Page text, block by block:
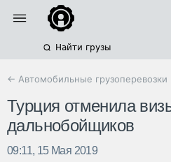
Найти грузы
← Автомобильные грузоперевозки
Турция отменила
дальнобойщиков
09:11, 15 Мая 2019